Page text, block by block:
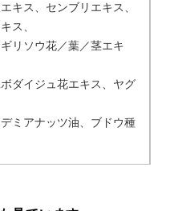
キス、センブリエキス、
ス、
リソウ花／葉／茎エキ
ダイジュ花エキス、ヤグ
ミアナッツ油、ブドウ種